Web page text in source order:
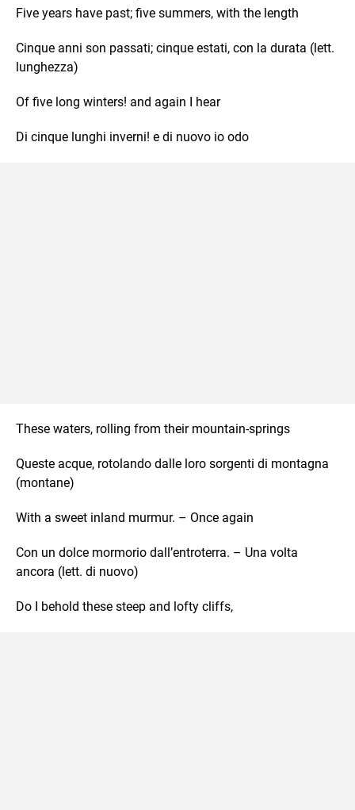
Five years have past; five summers, with the length
Cinque anni son passati; cinque estati, con la durata (lett.
lunghezza)
Of five long winters! and again I hear
Di cinque lunghi inverni! e di nuovo io odo
These waters, rolling from their mountain-springs
Queste acque, rotolando dalle loro sorgenti di montagna
(montane)
With a sweet inland murmur. – Once again
Con un dolce mormorio dall’entroterra. – Una volta
ancora (lett. di nuovo)
Do I behold these steep and lofty cliffs,